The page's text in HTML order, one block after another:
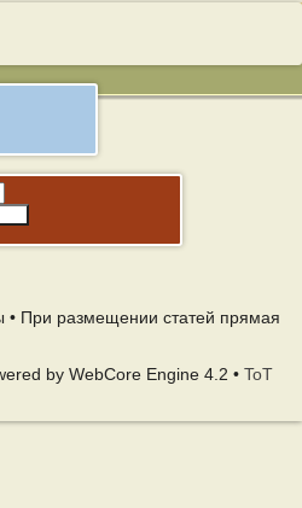
При размещении статей прямая
by WebCore Engine 4.2 • ToT